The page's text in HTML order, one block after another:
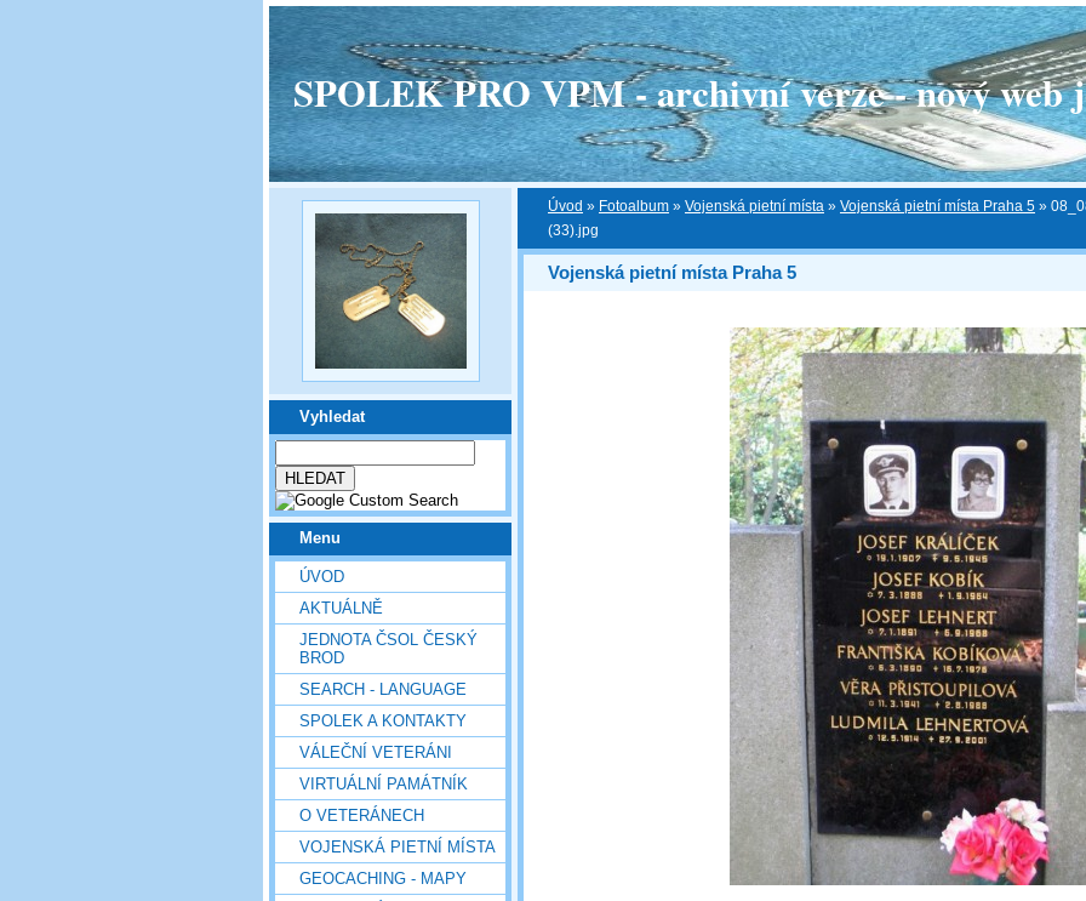
SPOLEK PRO VPM - archivní verze - nový web
Vyhledat
Menu
ÚVOD
AKTUÁLNĚ
JEDNOTA ČSOL ČESKÝ
BROD
SEARCH - LANGUAGE
SPOLEK A KONTAKTY
VÁLEČNÍ VETERÁNI
VIRTUÁLNÍ PAMÁTNÍK
O VETERÁNECH
VOJENSKÁ PIETNÍ MÍSTA
GEOCACHING - MAPY
Úvod » Fotoalbum » Vojenská pietní místa » Vojenská pietní místa Praha 5 »
(33).jpg
Vojenská pietní místa Praha 5